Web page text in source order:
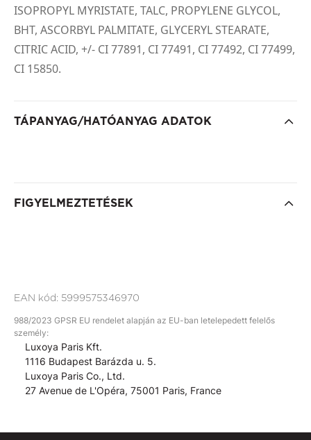
ISOPROPYL MYRISTATE, TALC, PROPYLENE GLYCOL,
BHT, ASCORBYL PALMITATE, GLYCERYL STEARATE,
CITRIC ACID, +/- CI 77891, CI 77491, CI 77492, CI 77499,
CI 15850.
TÁPANYAG/HATÓANYAG ADATOK
FIGYELMEZTETÉSEK
EAN kód: 5999575346970
988/2023 GPSR EU rendelet alapján az EU-ban letelepedett felelős
személy:
Luxoya Paris Kft.
1116 Budapest Barázda u. 5.
Luxoya Paris Co., Ltd.
27 Avenue de L'Opéra, 75001 Paris, France